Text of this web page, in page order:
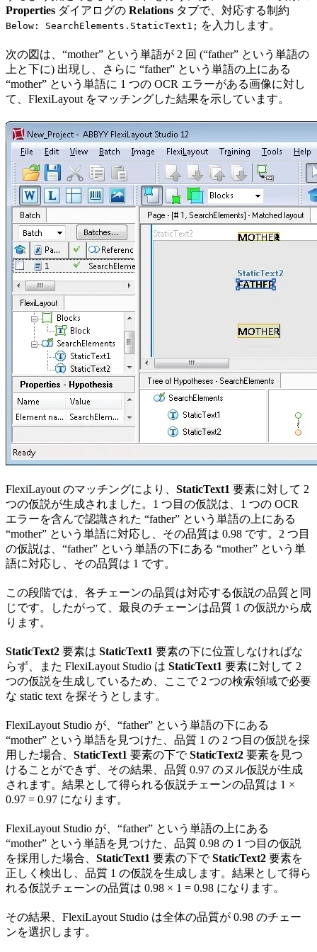
Properties ダイアログの Relations タブで、対応する制約
Below: SearchElements.StaticText1; を入力します。
次の図は、“mother” という単語が 2 回 (“father” という単語の
上と下に) 出現し、さらに “father” という単語の上にある
“mother” という単語に 1 つの OCR エラーがある画像に対し
て、FlexiLayout をマッチングした結果を示しています。
FlexiLayout のマッチングにより、 StaticText1 要素に対して 2
つの仮説が生成されました。1 つ目の仮説は、1 つの OCR
エラーを含んで認識された “father” という単語の上にある
“mother” という単語に対応し、その品質は 0.98 です。2 つ目
の仮説は、“father” という単語の下にある “mother” という単
語に対応し、その品質は 1 です。
この段階では、各チェーンの品質は対応する仮説の品質と同
じです。したがって、最良のチェーンは品質 1 の仮説から成
ります。
StaticText2 要素は StaticText1 要素の下に位置しなければな
らず、また FlexiLayout Studio は StaticText1 要素に対して 2
つの仮説を生成しているため、ここで 2 つの検索領域で必要
な static text を探そうとします。
FlexiLayout Studio が、“father” という単語の下にある
“mother” という単語を見つけた、品質 1 の 2 つ目の仮説を採
用した場合、 StaticText1 要素の下でStaticText2 要素を見つ
けることができず、その結果、品質 0.97 のヌル仮説が生成
されます。結果として得られる仮説チェーンの品質は 1 ×
0.97 = 0.97 になります。
FlexiLayout Studio が、“father” という単語の上にある
“mother” という単語を見つけた、品質 0.98 の 1 つ目の仮説
を採用した場合、 StaticText1 要素の下でStaticText2 要素を
正しく検出し、品質 1 の仮説を生成します。結果として得ら
れる仮説チェーンの品質は 0.98 × 1 = 0.98 になります。
その結果、FlexiLayout Studio は全体の品質が 0.98 のチェー
ンを選択します。